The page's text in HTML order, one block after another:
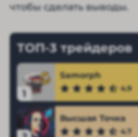
чтобы сделать выводы.
ТОП-3 трейдеров
1
Samorph
4.9
Высшая Точка
4.7